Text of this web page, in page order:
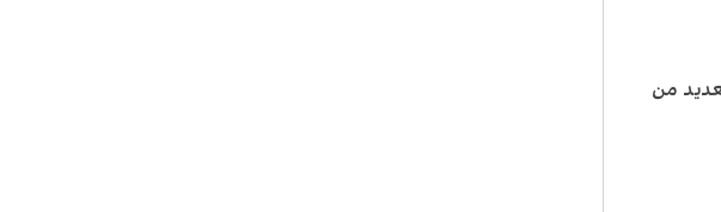
لديه العديد من